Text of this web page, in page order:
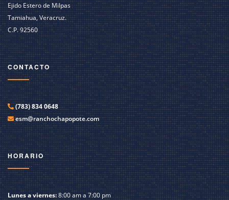
Ejido Estero de Milpas
Tamiahua, Veracruz.
C.P. 92560
CONTACTO
(783) 834 0648
esm@ranchochapopote.com
HORARIO
Lunes a viernes:8:00 am a 7:00 pm